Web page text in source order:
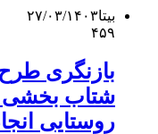
بیتا۲۷/۰۳/۱۴۰۳
۴۵۹
بازنگری
شتاب بخشی
روستایی